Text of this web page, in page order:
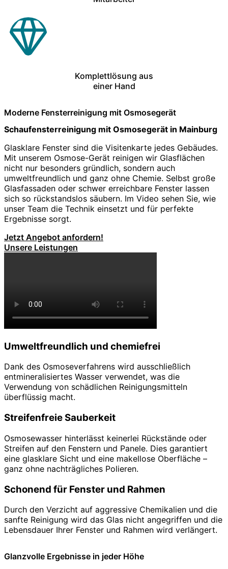
Komplettlösung aus
einer Hand
Moderne Fensterreinigung mit Osmosegerät
Schaufensterreinigung mit Osmosegerät in Mainburg
Glasklare Fenster sind die Visitenkarte jedes Gebäudes.
Mit unserem Osmose-Gerät reinigen wir Glasflächen
nicht nur besonders gründlich, sondern auch
umweltfreundlich und ganz ohne Chemie. Selbst große
Glasfassaden oder schwer erreichbare Fenster lassen
sich so rückstandslos säubern. Im Video sehen Sie, wie
unser Team die Technik einsetzt und für perfekte
Ergebnisse sorgt.
Jetzt Angebot anfordern!
Unsere Leistungen
Umweltfreundlich und chemiefrei
Dank des Osmoseverfahrens wird ausschließlich
entmineralisiertes Wasser verwendet, was die
Verwendung von schädlichen Reinigungsmitteln
überflüssig macht.
Streifenfreie Sauberkeit
Osmosewasser hinterlässt keinerlei Rückstände oder
Streifen auf den Fenstern und Panele. Dies garantiert
eine glasklare Sicht und eine makellose Oberfläche –
ganz ohne nachträgliches Polieren.
Schonend für Fenster und Rahmen
Durch den Verzicht auf aggressive Chemikalien und die
sanfte Reinigung wird das Glas nicht angegriffen und die
Lebensdauer Ihrer Fenster und Rahmen wird verlängert.
Glanzvolle Ergebnisse in jeder Höhe